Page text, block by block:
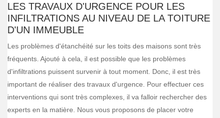
LES TRAVAUX D'URGENCE POUR LES
INFILTRATIONS AU NIVEAU DE LA TOITURE
D'UN IMMEUBLE
Les problèmes d'étanchéité sur les toits des maisons sont très
fréquents. Ajouté à cela, il est possible que les problèmes
d'infiltrations puissent survenir à tout moment. Donc, il est très
important de réaliser des travaux d'urgence. Pour effectuer ces
interventions qui sont très complexes, il va falloir rechercher des
experts en la matière. Nous vous proposons de placer votre